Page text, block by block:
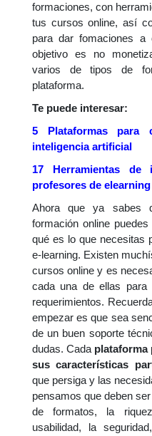
formaciones, con
tus cursos online, así
para dar fomaciones a
objetivo es no
varios de tipos de
plataforma.
Te puede interesar:
5 Plataformas para
inteligencia artificial
17 Herramientas de
profesores de elearning
Ahora que ya sabes
formación online
qué es lo que necesitas
e-learning. Existen
cursos online y es
cada una de ellas
requerimientos.
empezar es que sea
de un buen soporte
dudas. Cada plataforma
sus características
que persiga y las
pensamos que deben
de formatos, la
usabilidad, la